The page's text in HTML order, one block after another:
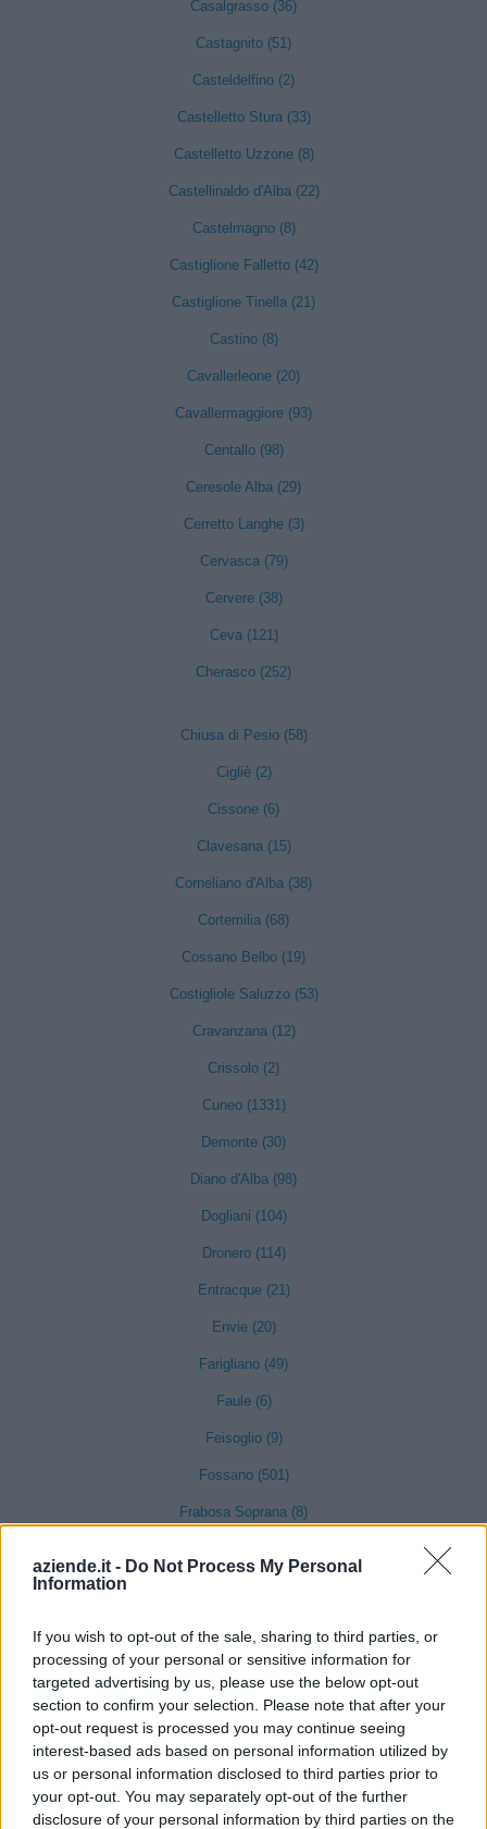
aziende.it - Do Not Process My Personal
Information
If you wish to opt-out of the sale, sharing to third parties, or
processing of your personal or sensitive information for
targeted advertising by us, please use the below opt-out
section to confirm your selection. Please note that after your
opt-out request is processed you may continue seeing
interest-based ads based on personal information utilized by
us or personal information disclosed to third parties prior to
your opt-out. You may separately opt-out of the further
disclosure of your personal information by third parties on the
Casalgrasso (36)
Castagnito (51)
Casteldelfino (2)
Castelletto Stura (33)
Castelletto Uzzone (8)
Castellinaldo d'Alba (22)
Castelmagno (8)
Castiglione Falletto (42)
Castiglione Tinella (21)
Castino (8)
Cavallerleone (20)
Cavallermaggiore (93)
Centallo (98)
Ceresole Alba (29)
Cerretto Langhe (3)
Cervasca (79)
Cervere (38)
Ceva (121)
Cherasco (252)
Chiusa di Pesio (58)
Cigliè (2)
Cissone (6)
Clavesana (15)
Corneliano d'Alba (38)
Cortemilia (68)
Cossano Belbo (19)
Costigliole Saluzzo (53)
Cravanzana (12)
Crissolo (2)
Cuneo (1331)
Demonte (30)
Diano d'Alba (98)
Dogliani (104)
Dronero (114)
Entracque (21)
Envie (20)
Farigliano (49)
Faule (6)
Feisoglio (9)
Fossano (501)
Frabosa Soprana (8)
Gambasca (1)
Garessio (27)
Genola (67)
Gorzegno (6)
Govone (35)